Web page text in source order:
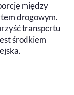
między
drogowym.
transportu
środkiem